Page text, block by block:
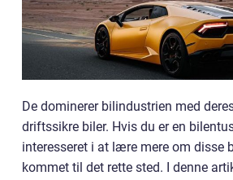
De dominerer bilindustrien med
driftssikre biler. Hvis du er en
interesseret i at lære mere om disse
kommet til det rette sted. I denne